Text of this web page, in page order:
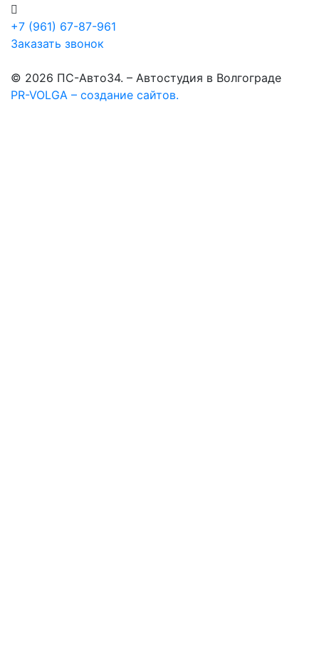
+7 (961) 67-87-961
Заказать звонок
© 2026 ПС-Авто34. – Автостудия в Волгограде
PR-VOLGA – создание сайтов.